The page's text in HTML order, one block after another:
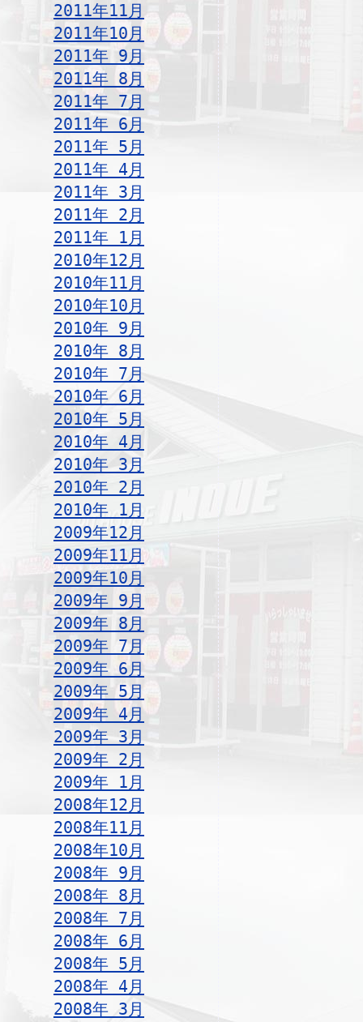
2011年11月
2011年10月
2011年 9月
2011年 8月
2011年 7月
2011年 6月
2011年 5月
2011年 4月
2011年 3月
2011年 2月
2011年 1月
2010年12月
2010年11月
2010年10月
2010年 9月
2010年 8月
2010年 7月
2010年 6月
2010年 5月
2010年 4月
2010年 3月
2010年 2月
2010年 1月
2009年12月
2009年11月
2009年10月
2009年 9月
2009年 8月
2009年 7月
2009年 6月
2009年 5月
2009年 4月
2009年 3月
2009年 2月
2009年 1月
2008年12月
2008年11月
2008年10月
2008年 9月
2008年 8月
2008年 7月
2008年 6月
2008年 5月
2008年 4月
2008年 3月